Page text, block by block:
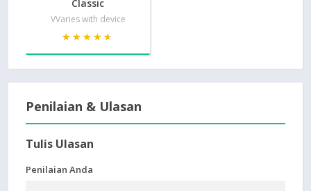
Classic
VVaries with device
★★★★★
★★★★★
Penilaian & Ulasan
Tulis Ulasan
Penilaian Anda